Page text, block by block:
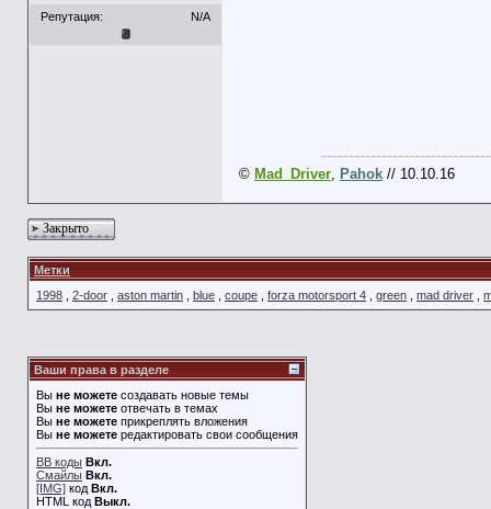
Репутация:
N/A
© Mad_Driver, Pahok // 10.10.16
Закрыто
Метки
1998
2-door aston martin blue coupe forza motorsport 4 green mad driver
Ваши права в разделе
Вы не можете создавать новые темы
Вы не можете отвечать в темах
Вы не можете прикреплять вложения
Вы не можете редактировать свои сообщения
BB коды Вкл.
Смайлы Вкл.
[IMG] код Вкл.
HTML код Выкл.